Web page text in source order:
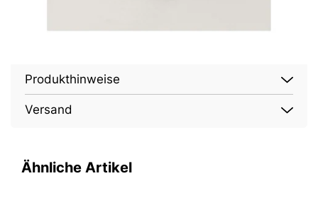
Produkthinweise
Versand
Ähnliche Artikel